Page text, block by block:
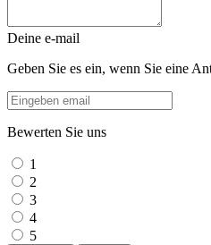
Deine e-mail
Geben Sie es ein, wenn Sie eine
Bewerten Sie uns
1
2
3
4
5